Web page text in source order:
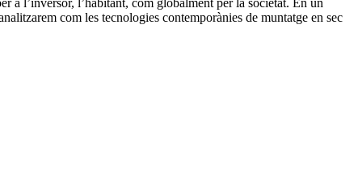
a l’inversor, l’habitant, com globalment per la societat. En un
com les tecnologies contemporànies de muntatge en sec